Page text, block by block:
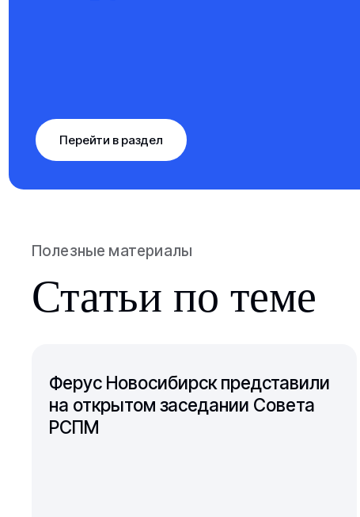
Перейти в раздел
Полезные материалы
Статьи по теме
Ферус Новосибирск представили
на открытом заседании Совета
РСПМ